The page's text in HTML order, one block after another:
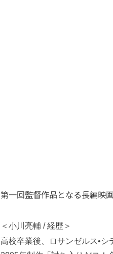
第一回監督作品となる長編映画
＜小川亮輔 / 経歴＞
高校卒業後、ロサンゼルス•シ